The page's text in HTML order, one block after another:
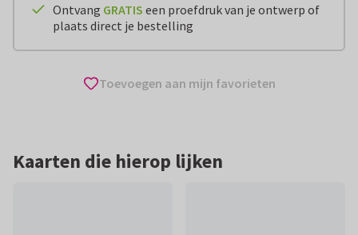
Ontvang GRATIS een proefdruk van je ontwerp of
plaats direct je bestelling
Toevoegen aan mijn favorieten
Kaarten die hierop lijken